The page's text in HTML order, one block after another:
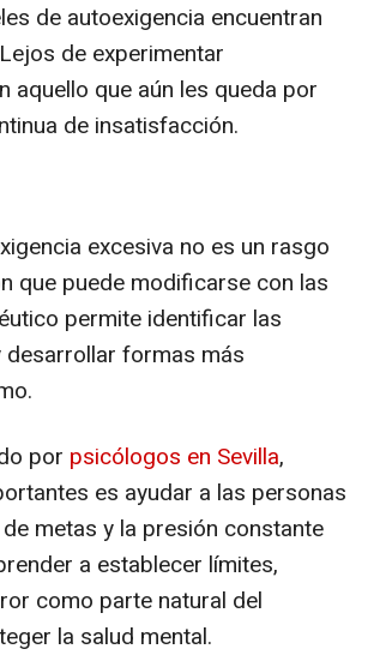
de autoexigencia encuentran
de experimentar
aquello que aún les queda por
de insatisfacción.
excesiva no es un rasgo
que puede modificarse con las
permite identificar las
desarrollar formas más
por psicólogos en Sevilla,
es ayudar a las personas
metas y la presión constante
a establecer límites,
como parte natural del
la salud mental.